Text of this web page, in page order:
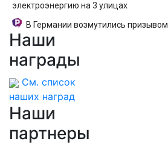
электроэнергию на 3 улицах
В Германии возмутились призывом
уничтожать русских
Наши
награды
См. список
наших наград
Наши
партнеры